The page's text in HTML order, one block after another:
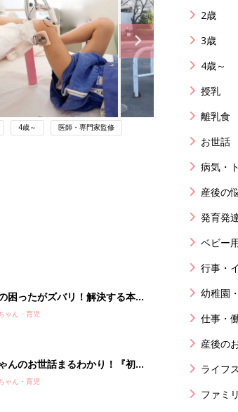
4歳～ 医師・専門家監修
困ったがズバリ！解決する本
こクラブ 秋号』 4カ月～2才
ゃん・育児
んのお世話まるわかり！『初め
よこクラブ 夏号』〈巻頭大特
ゃん・育児
2歳
3歳
4歳～
授乳
離乳食
お世話
病気・
産後の
発育発
ベビー
行事・
幼稚園
仕事・
産後の
ライフ
ファミ